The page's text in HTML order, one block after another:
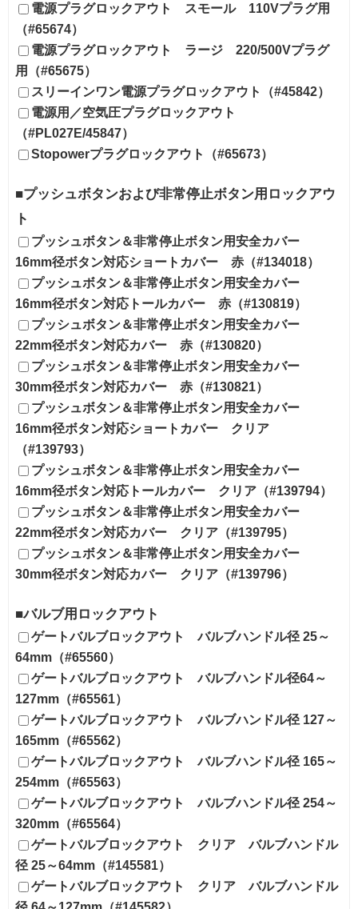
電源プラグロックアウト スモール 110Vプラグ用
（#65674）
電源プラグロックアウト ラージ 220/500Vプラグ
用（#65675）
スリーインワン電源プラグロックアウト（#45842）
電源用／空気圧プラグロックアウト
（#PL027E/45847）
Stopowerプラグロックアウト（#65673）
■プッシュボタンおよび非常停止ボタン用ロックアウ
ト
プッシュボタン＆非常停止ボタン用安全カバー
16mm径ボタン対応ショートカバー 赤（#134018）
プッシュボタン＆非常停止ボタン用安全カバー
16mm径ボタン対応トールカバー 赤（#130819）
プッシュボタン＆非常停止ボタン用安全カバー
22mm径ボタン対応カバー 赤（#130820）
プッシュボタン＆非常停止ボタン用安全カバー
30mm径ボタン対応カバー 赤（#130821）
プッシュボタン＆非常停止ボタン用安全カバー
16mm径ボタン対応ショートカバー クリア
（#139793）
プッシュボタン＆非常停止ボタン用安全カバー
16mm径ボタン対応トールカバー クリア（#139794）
プッシュボタン＆非常停止ボタン用安全カバー
22mm径ボタン対応カバー クリア（#139795）
プッシュボタン＆非常停止ボタン用安全カバー
30mm径ボタン対応カバー クリア（#139796）
■バルブ用ロックアウト
ゲートバルブロックアウト バルブハンドル径 25～
64mm（#65560）
ゲートバルブロックアウト バルブハンドル径64～
127mm（#65561）
ゲートバルブロックアウト バルブハンドル径 127～
165mm（#65562）
ゲートバルブロックアウト バルブハンドル径 165～
254mm（#65563）
ゲートバルブロックアウト バルブハンドル径 254～
320mm（#65564）
ゲートバルブロックアウト クリア バルブハンドル
径 25～64mm（#145581）
ゲートバルブロックアウト クリア バルブハンドル